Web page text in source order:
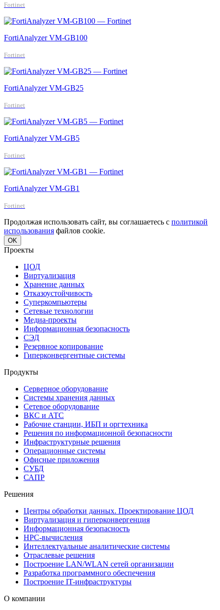
Fortinet
FortiAnalyzer VM-GB100
Fortinet
FortiAnalyzer VM-GB25
Fortinet
FortiAnalyzer VM-GB5
Fortinet
FortiAnalyzer VM-GB1
Fortinet
Продолжая использовать сайт, вы соглашаетесь с политикой
использования файлов cookie.
OK
Проекты
ЦОД
Виртуализация
Хранение данных
Отказоустойчивость
Суперкомпьютеры
Сетевые технологии
Медиа-проекты
Информационная безопасность
СЭД
Резервное копирование
Гиперконвергентные системы
Продукты
Серверное оборудование
Системы хранения данных
Сетевое оборудование
ВКС и АТС
Рабочие станции, ИБП и оргтехника
Решения по информационной безопасности
Инфраструктурные решения
Операционные системы
Офисные приложения
СУБД
САПР
Решения
Центры обработки данных. Проектирование ЦОД
Виртуализация и гиперконвергенция
Информационная безопасность
HPC-вычисления
Интеллектуальные аналитические системы
Отраслевые решения
Построение LAN/WLAN сетей организации
Разработка программного обеспечения
Построение IT-инфраструктуры
О компании